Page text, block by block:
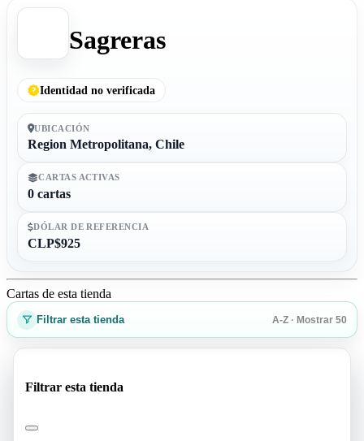
Sagreras
Identidad no verificada
UBICACIÓN
Region Metropolitana, Chile
CARTAS ACTIVAS
0 cartas
DÓLAR DE REFERENCIA
CLP$925
Cartas de esta tienda
Filtrar esta tienda A-Z · Mostrar 50
Filtrar esta tienda